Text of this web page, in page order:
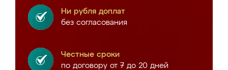
Ни рубля доплат
без согласования
Честные сроки
по договору от 7 до 20 дней